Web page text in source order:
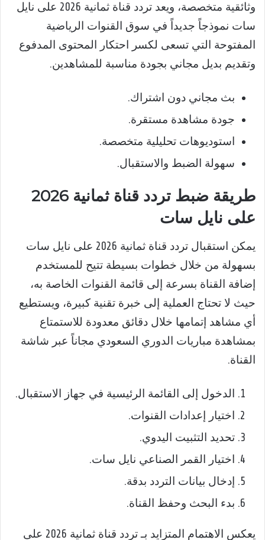
وثائقية متخصصة، ويعد تردد قناة ثمانية 2026 على نايل
سات نموذجاً جديداً في سوق القنوات الرياضية
المفتوحة التي تسعى لكسر احتكار المحتوى المدفوع
وتقديم بديل مجاني بجودة مناسبة للمشاهدين.
بث مجاني دون اشتراك.
جودة مشاهدة مستقرة.
استوديوهات تحليلية متخصصة.
سهولة الضبط والاستقبال.
طريقة ضبط تردد قناة ثمانية 2026
على نايل سات
يمكن استقبال تردد قناة ثمانية 2026 على نايل سات
بسهولة من خلال خطوات بسيطة تتيح للمستخدم
إضافة القناة بسرعة إلى قائمة القنوات الخاصة به،
حيث لا تحتاج العملية إلى خبرة تقنية كبيرة، ويستطيع
أي مشاهد إتمامها خلال دقائق معدودة للاستمتاع
بمشاهدة مباريات الدوري السعودي مجاناً عبر شاشة
القناة.
الدخول إلى القائمة الرئيسية في جهاز الاستقبال.
اختيار إعدادات القنوات.
تحديد التثبيت اليدوي.
اختيار القمر الصناعي نايل سات.
إدخال بيانات التردد بدقة.
بدء البحث وحفظ القناة.
يعكس الاهتمام المتزايد بـ تردد قناة ثمانية 2026 على